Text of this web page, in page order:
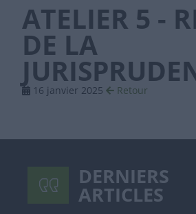
ATELIER 5 -
DE LA
16 janvier 2025 Retour
DERNIERS
ARTICLES